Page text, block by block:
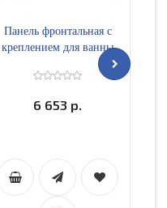
Панель фронтальная с
креплением для ванны
Vannesa Веста 168
6 653 р.